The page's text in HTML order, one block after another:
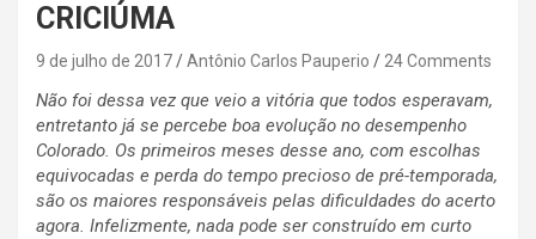
CRICIÚMA
9 de julho de 2017 Antônio Carlos Pauperio 24 Comments
Não foi dessa vez que veio a vitória que todos esperavam,
entretanto já se percebe boa evolução no desempenho
Colorado. Os primeiros meses desse ano, com escolhas
equivocadas e perda do tempo precioso de pré-temporada,
são os maiores responsáveis pelas dificuldades do acerto
agora. Infelizmente, nada pode ser construído em curto